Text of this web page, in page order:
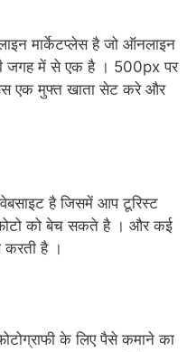
मार्केटप्लेस है जो ऑनलाइन
जगह में से एक है । 500px पर
एक मुफ्त खाता सेट करे और
है जिसमें आप टूरिस्ट
फोटो को बेच सकते है । और कई
है ।
के लिए पैसे कमाने का